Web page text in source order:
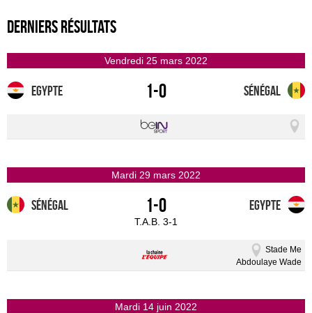
Derniers résultats
vendredi 25 mars 2022
Egypte 1-0 Sénégal
mardi 29 mars 2022
Sénégal 1-0
T.A.B. 3-1
Egypte
Stade Me
Abdoulaye Wade
mardi 14 juin 2022